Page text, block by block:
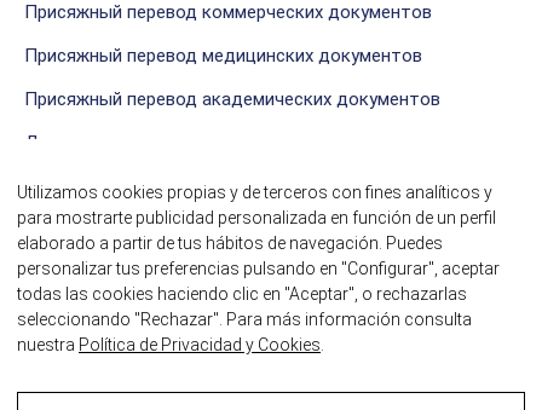
Присяжный перевод коммерческих документов
Присяжный перевод медицинских документов
Присяжный перевод академических документов
Другие виды присяжных переводов
СВЯЗАТЬСЯ С НАМИ
©2026 Присяжные переводчики itrad
Utilizamos cookies propias y de terceros con fines analíticos y
para mostrarte publicidad personalizada en función de un perfil
elaborado a partir de tus hábitos de navegación. Puedes
personalizar tus preferencias pulsando en "Configurar", aceptar
todas las cookies haciendo clic en "Aceptar", o rechazarlas
seleccionando "Rechazar". Para más información consulta
nuestra Política de Privacidad y Cookies